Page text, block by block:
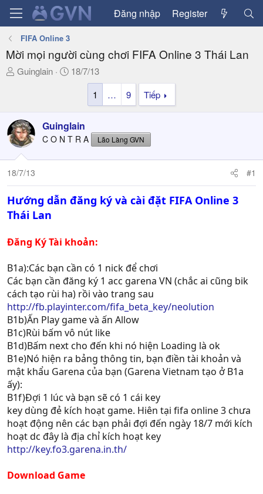
Đăng nhập Register
FIFA Online 3
Mời mọi người cùng chơi FIFA Online 3 Thái Lan
T
a
d
s
t
a
e
r
Guinglain
N
g
ử
18/7/13
1
… 9 Tiếp
Guinglain
C O N T R A Lão Làng GVN
18/7/13 #1
Hướng dẫn đăng ký và cài đặt FIFA Online 3
Thái Lan
Đăng Ký Tài khoản:
B1a):Các bạn cần có 1 nick để chơi
Các bạn cần đăng ký 1 acc garena VN (chắc ai cũng bik
cách tạo rùi ha) rồi vào trang sau
http://fb.playinter.com/fifa_beta_key/neolution
B1b)Ấn Play game và ấn Allow
B1c)Rùi bấm vô nút like
B1d)Bấm next cho đến khi nó hiện Loading là ok
B1e)Nó hiện ra bảng thông tin, bạn điền tài khoản và
mật khẩu Garena của bạn (Garena Vietnam tạo ở B1a
ấy):
B1f)Đợi 1 lúc và bạn sẽ có 1 cái key
key dùng đẻ kích hoạt game. Hiên tại fifa online 3 chưa
hoạt động nên các bạn phải đợi đến ngày 18/7 mới kích
hoạt dc đây là địa chỉ kích hoạt key
http://key.fo3.garena.in.th/
Download Game